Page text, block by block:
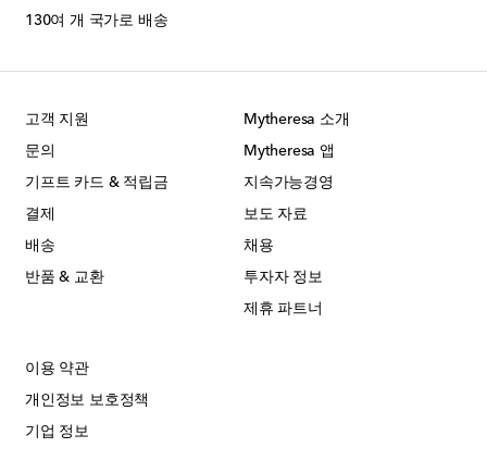
130여 개 국가로 배송
고객 지원
문의
기프트 카드 & 적립금
결제
배송
반품 & 교환
Mytheresa 소개
Mytheresa 앱
지속가능경영
보도 자료
채용
투자자 정보
제휴 파트너
이용 약관
개인정보 보호정책
기업 정보